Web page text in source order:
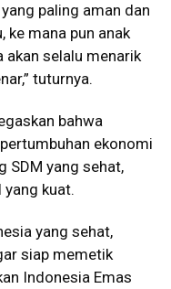
paling aman dan
ke mana pun anak
akan selalu menarik
tuturnya.
bahwa
ekonomi
SDM yang sehat,
kuat.
yang sehat,
siap memetik
Indonesia Emas